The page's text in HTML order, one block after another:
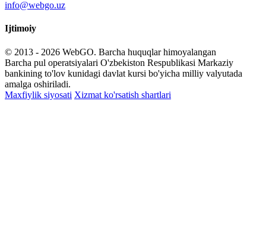
info@webgo.uz
Ijtimoiy
© 2013 - 2026 WebGO. Barcha huquqlar himoyalangan
Barcha pul operatsiyalari O'zbekiston Respublikasi Markaziy
bankining to'lov kunidagi davlat kursi bo'yicha milliy valyutada
amalga oshiriladi.
Maxfiylik siyosati Xizmat ko'rsatish shartlari